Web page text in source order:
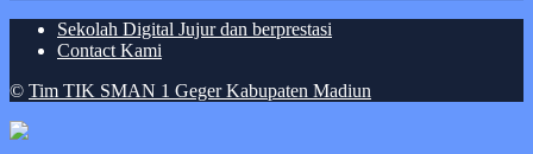
Sekolah Digital Jujur dan berprestasi
Contact Kami
© Tim TIK SMAN 1 Geger Kabupaten Madiun